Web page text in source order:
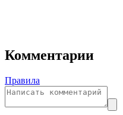
Комментарии
Правила